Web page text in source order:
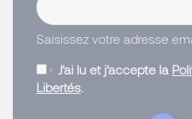
Saisissez votre adresse
J’ai lu et j’accepte la
Libertés.